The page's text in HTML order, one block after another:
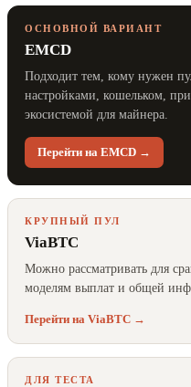
ОСНОВНОЙ ВАРИАНТ
EMCD
Подходит тем, кому нужен
настройками, кошельком,
экосистемой для майнера.
Перейти на EMCD →
КРУПНЫЙ ПУЛ
ViaBTC
Можно рассматривать для
моделям выплат и общей
Перейти на ViaBTC →
ДЛЯ ТЕСТА